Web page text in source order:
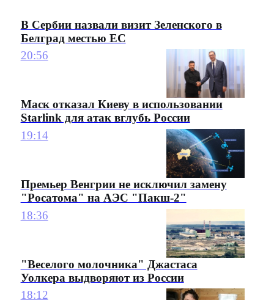
В Сербии назвали визит Зеленского в
Белград местью ЕС
20:56
Маск отказал Киеву в использовании
Starlink для атак вглубь России
19:14
Премьер Венгрии не исключил замену
"Росатома" на АЭС "Пакш-2"
18:36
"Веселого молочника" Джастаса
Уолкера выдворяют из России
18:12